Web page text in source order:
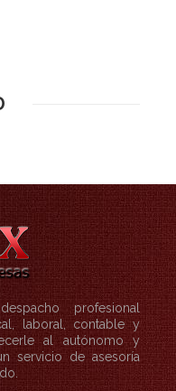
profesional
laboral, contable y
al autónomo y
servicio de asesoría